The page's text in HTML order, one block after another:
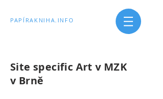
PAPÍRAKNIHA.INFO
Site specific Art v MZK
v Brně